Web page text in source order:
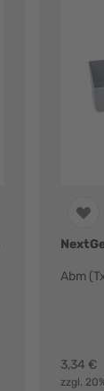
Abm
3,34 €
zzgl.